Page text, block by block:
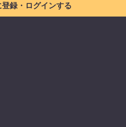
登録・ログインする